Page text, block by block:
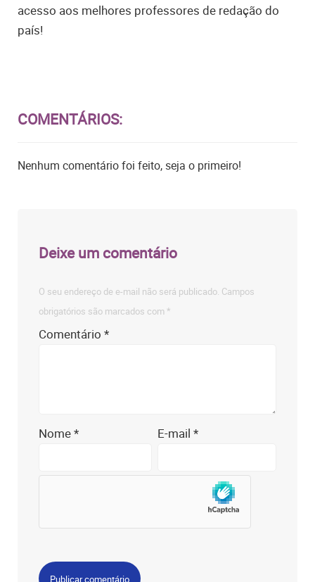
acesso aos melhores professores de redação do
país!
COMENTÁRIOS:
Nenhum comentário foi feito, seja o primeiro!
Deixe um comentário
O seu endereço de e-mail não será publicado. Campos
obrigatórios são marcados com *
Comentário*
Nome* E-mail *